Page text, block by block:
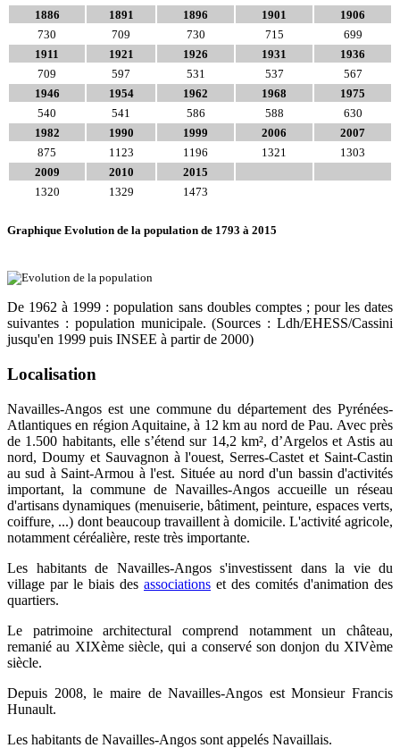
1886
1891 1896 1901
1906
730
709 730 715
699
1911
1921 1926 1931
1936
709
597 531 537
567
1946
1954 1962 1968
1975
540
541 586 588
630
1982
1990 1999 2006
2007
875
1123 1196 1321
1303
2009
2010
2015
1320
1329 1473
Graphique Evolution de la population de 1793 à 2015
De 1962 à 1999 : population sans doubles comptes ; pour les dates
suivantes : population municipale. (Sources : Ldh/EHESS/Cassini
jusqu'en 1999 puis INSEE à partir de 2000)
Localisation
Navailles-Angos est une commune du département des Pyrénées-
Atlantiques en région Aquitaine, à 12 km au nord de Pau. Avec près
de 1.500 habitants, elle s’étend sur 14,2 km², d’Argelos et Astis au
nord, Doumy et Sauvagnon à l'ouest, Serres-Castet et Saint-Castin
au sud à Saint-Armou à l'est. Située au nord d'un bassin d'activités
important, la commune de Navailles-Angos accueille un réseau
d'artisans dynamiques (menuiserie, bâtiment, peinture, espaces verts,
coiffure, ...) dont beaucoup travaillent à domicile. L'activité agricole,
notamment céréalière, reste très importante.
Les habitants de Navailles-Angos s'investissent dans la vie du
village par le biais des associations et des comités d'animation des
quartiers.
Le patrimoine architectural comprend notamment un château,
remanié au XIXème siècle, qui a conservé son donjon du XIVème
siècle.
Depuis 2008, le maire de Navailles-Angos est Monsieur Francis
Hunault.
Les habitants de Navailles-Angos sont appelés Navaillais.